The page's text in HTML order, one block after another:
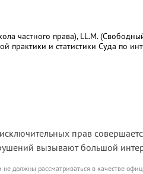
частного права), LL.M.
практики и статистики Суда по
прав
вызывают большой
должны рассматриваться в качестве